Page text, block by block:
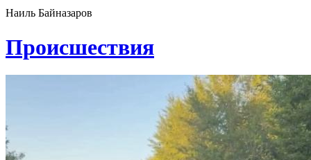
Наиль Байназаров
Проиcшествия